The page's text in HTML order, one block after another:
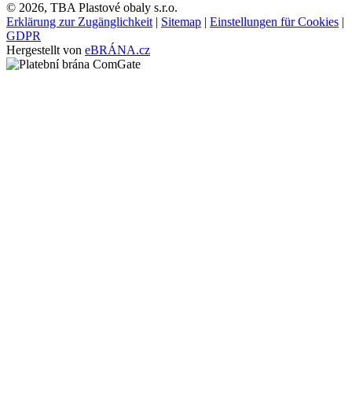
© 2026, TBA Plastové obaly s.r.o.
Erklärung zur Zugänglichkeit | Sitemap | Einstellungen für Cookies |
GDPR
Hergestellt von eBRÁNA.cz